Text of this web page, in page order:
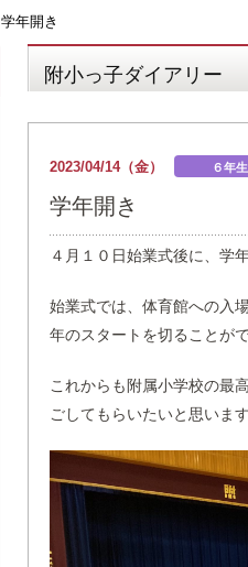
学年開き
附小っ子ダイアリー
2023/04/14（金） ６年生
学年開き
４月１０日始業式後に、学
始業式では、体育館への入
年のスタートを切ることが
これからも附属小学校の最
ごしてもらいたいと思います